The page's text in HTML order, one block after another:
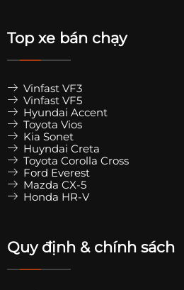
Top xe bán chạy
Vinfast VF3
Vinfast VF5
Hyundai Accent
Toyota Vios
Kia Sonet
Huyndai Creta
Toyota Corolla Cross
Ford Everest
Mazda CX-5
Honda HR-V
Quy định & chính sách